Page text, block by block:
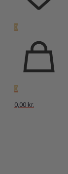
0
0
0,00 kr.